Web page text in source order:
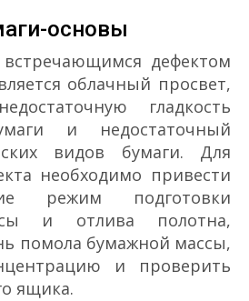
основы
дефектом
облачный просвет,
гладкость
и недостаточный
видов бумаги. Для
необходимо привести
режим подготовки
и отлива полотна,
помола бумажной массы,
и проверить
ящика.